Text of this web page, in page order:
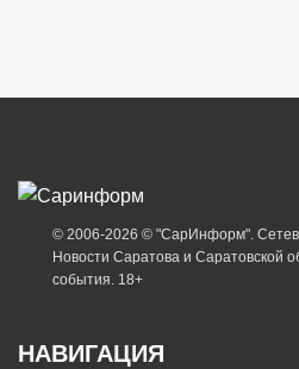
© 2006-2026 © "СарИнформ".
Новости Саратова и Саратовской
события. 18+
НАВИГАЦИЯ